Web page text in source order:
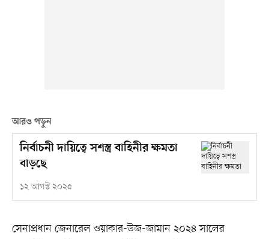
আরও পড়ুন
নির্বাচনী দায়িত্বে সশস্ত্র বাহিনীর ক্ষমতা
বাড়ছে
১২ আগস্ট ২০২৫
সেনাপ্রধান জেনারেল ওয়াকার-উজ-জামান ২০২৪ সালের